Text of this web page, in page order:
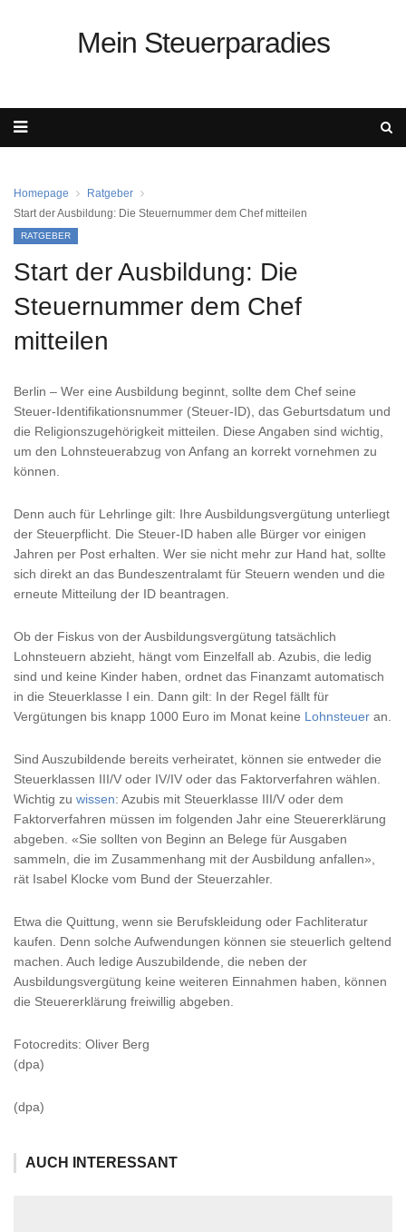
Mein Steuerparadies
Homepage
Ratgeber
Start der Ausbildung: Die Steuernummer dem Chef mitteilen
RATGEBER
Start der Ausbildung: Die
Steuernummer dem Chef
mitteilen
Berlin – Wer eine Ausbildung beginnt, sollte dem Chef seine
Steuer-Identifikationsnummer (Steuer-ID), das Geburtsdatum und
die Religionszugehörigkeit mitteilen. Diese Angaben sind wichtig,
um den Lohnsteuerabzug von Anfang an korrekt vornehmen zu
können.
Denn auch für Lehrlinge gilt: Ihre Ausbildungsvergütung unterliegt
der Steuerpflicht. Die Steuer-ID haben alle Bürger vor einigen
Jahren per Post erhalten. Wer sie nicht mehr zur Hand hat, sollte
sich direkt an das Bundeszentralamt für Steuern wenden und die
erneute Mitteilung der ID beantragen.
Ob der Fiskus von der Ausbildungsvergütung tatsächlich
Lohnsteuern abzieht, hängt vom Einzelfall ab. Azubis, die ledig
sind und keine Kinder haben, ordnet das Finanzamt automatisch
in die Steuerklasse I ein. Dann gilt: In der Regel fällt für
Vergütungen bis knapp 1000 Euro im Monat keine Lohnsteuer an.
Sind Auszubildende bereits verheiratet, können sie entweder die
Steuerklassen III/V oder IV/IV oder das Faktorverfahren wählen.
Wichtig zu wissen: Azubis mit Steuerklasse III/V oder dem
Faktorverfahren müssen im folgenden Jahr eine Steuererklärung
abgeben. «Sie sollten von Beginn an Belege für Ausgaben
sammeln, die im Zusammenhang mit der Ausbildung anfallen»,
rät Isabel Klocke vom Bund der Steuerzahler.
Etwa die Quittung, wenn sie Berufskleidung oder Fachliteratur
kaufen. Denn solche Aufwendungen können sie steuerlich geltend
machen. Auch ledige Auszubildende, die neben der
Ausbildungsvergütung keine weiteren Einnahmen haben, können
die Steuererklärung freiwillig abgeben.
Fotocredits: Oliver Berg
(dpa)
(dpa)
AUCH INTERESSANT